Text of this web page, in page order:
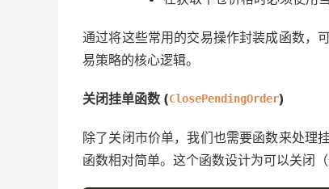
// else Print("无法选中订单 #",
// 返回平仓指令是否成功发送
}
通过将这些常用的交易操作封装成函数，
易策略的核心逻辑。
关闭挂单函数 (ClosePendingOrder)
除了关闭市价单，我们也需要函数来处理
函数相对简单。这个函数设计为可以关闭